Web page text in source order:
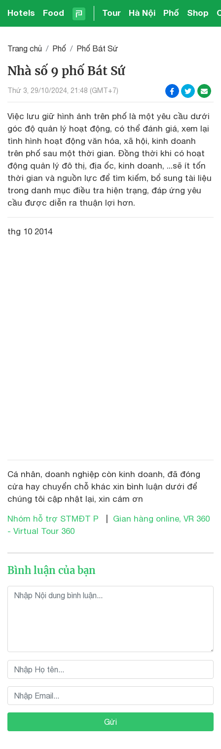
Hotels Food Tour Hà Nội Phố Shop
Trang chủ Phố Phố Bát Sứ
Nhà số 9 phố Bát Sứ
Thứ 3, 29/10/2024, 21:48 (GMT+7)
Việc lưu giữ hình ảnh trên phố là một yêu cầu dưới
góc độ quản lý hoạt động, có thể đánh giá, xem lại
tình hình hoạt động văn hóa, xã hội, kinh doanh
trên phố sau một thời gian. Đồng thời khi có hoạt
động quản lý đô thị, địa ốc, kinh doanh, ...sẽ ít tốn
thời gian và nguồn lực để tìm kiếm, bổ sung tài liệu
trong danh mục điều tra hiện trạng, đáp ứng yêu
cầu được diễn ra thuận lợi hơn.
thg 10 2014
Cá nhân, doanh nghiệp còn kinh doanh, đã đóng
cửa hay chuyển chỗ khác xin bình luận dưới để
chúng tôi cập nhật lại, xin cám ơn
Nhóm hỗ trợ STMĐT P
Gian hàng online, VR 360
- Virtual Tour 360
Bình luận của bạn
Gửi